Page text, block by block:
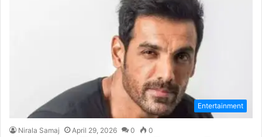
Entertainment
Nirala Samaj April 29, 2026 0 0